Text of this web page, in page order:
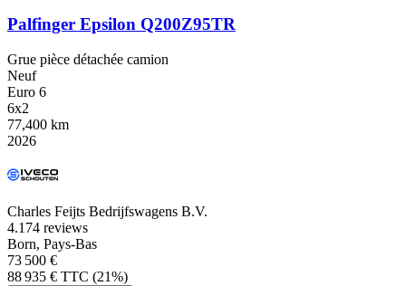
Palfinger Epsilon Q200Z95TR
Grue pièce détachée camion
Neuf
Euro 6
6x2
77,400 km
2026
Charles Feijts Bedrijfswagens B.V.
4.1 74 reviews
Born, Pays-Bas
73 500 €
88 935 € TTC (21%)